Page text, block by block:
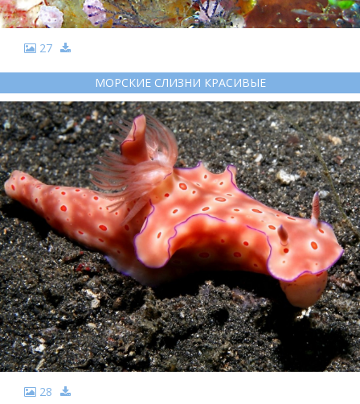
27
МОРСКИЕ СЛИЗНИ КРАСИВЫЕ
28